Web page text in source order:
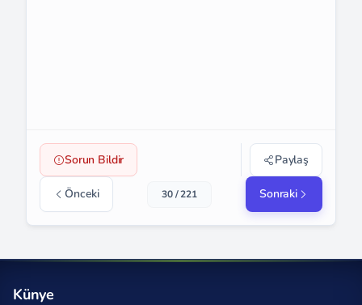
Sorun Bildir Paylaş
Önceki 30 / 221 Sonraki
Künye